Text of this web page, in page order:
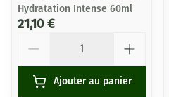
Hydratation Intense 60ml
21,10 €
Ajouter au panier